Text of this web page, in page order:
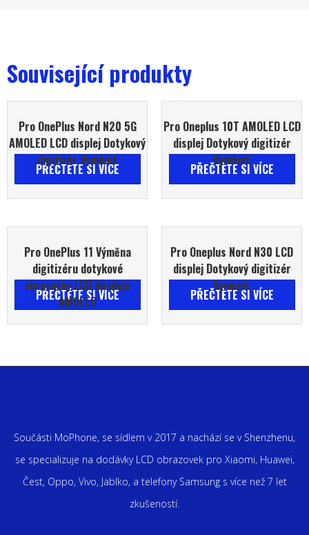
Související produkty
Pro OnePlus Nord N20 5G
AMOLED LCD displej Dotykový
digitizér Vyměnit
PŘEČTĚTE SI VÍCE
Pro Oneplus 10T AMOLED LCD
displej Dotykový digitizér
Vyměnit
PŘEČTĚTE SI VÍCE
Pro OnePlus 11 Výměna
digitizéru dotykové
obrazovky LCD displeje
AMOLED
PŘEČTĚTE SI VÍCE
Pro Oneplus Nord N30 LCD
displej Dotykový digitizér
Vyměnit
PŘEČTĚTE SI VÍCE
Součásti MoPhone, se sídlem v 2017 a nachází se v Shenzhenu,
se specializuje na dodávky LCD obrazovek pro Xiaomi, Huawei,
Čest, Oppo, Vivo, Jablko, a telefony Samsung s více než 7 let
zkušeností.